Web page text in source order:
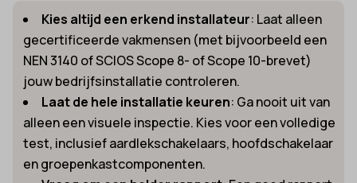
Kies altijd een erkend installateur: Laat alleen
gecertificeerde vakmensen (met bijvoorbeeld een
NEN 3140 of SCIOS Scope 8- of Scope 10-brevet)
jouw bedrijfsinstallatie controleren.
Laat de hele installatie keuren: Ga nooit uit van
alleen een visuele inspectie. Kies voor een volledige
test, inclusief aardlekschakelaars, hoofdschakelaar
en groepenkastcomponenten.